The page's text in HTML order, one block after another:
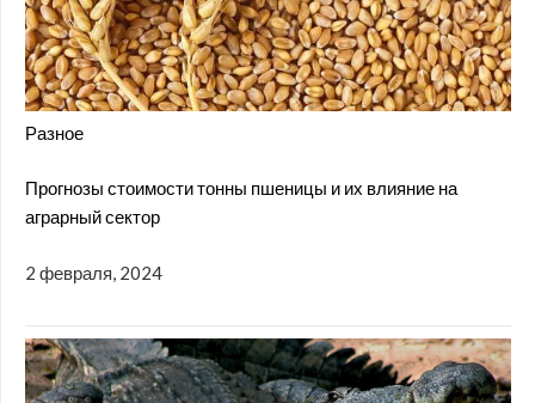
Разное
Прогнозы стоимости тонны пшеницы и их влияние на
аграрный сектор
2 февраля, 2024